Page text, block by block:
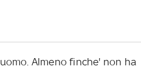
Almeno finche' non ha